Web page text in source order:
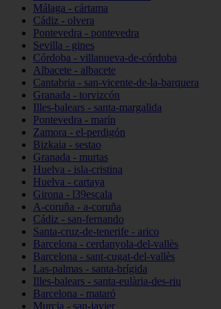
Málaga - cártama
Cádiz - olvera
Pontevedra - pontevedra
Sevilla - gines
Córdoba - villanueva-de-córdoba
Albacete - albacete
Cantabria - san-vicente-de-la-barquera
Granada - torvizcón
Illes-balears - santa-margalida
Pontevedra - marín
Zamora - el-perdigón
Bizkaia - sestao
Granada - murtas
Huelva - isla-cristina
Huelva - cartaya
Girona - l39escala
A-coruña - a-coruña
Cádiz - san-fernando
Santa-cruz-de-tenerife - arico
Barcelona - cerdanyola-del-vallès
Barcelona - sant-cugat-del-vallès
Las-palmas - santa-brígida
Illes-balears - santa-eulària-des-riu
Barcelona - mataró
Murcia - san-javier